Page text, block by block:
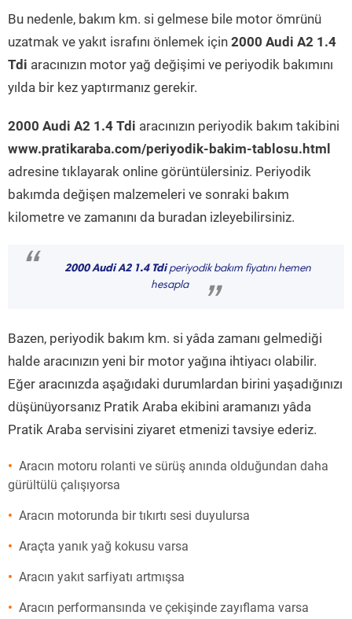
Bu nedenle, bakım km. si gelmese bile motor ömrünü
uzatmak ve yakıt israfını önlemek için 2000 Audi A2 1.4
Tdi aracınızın motor yağ değişimi ve periyodik bakımını
yılda bir kez yaptırmanız gerekir.
2000 Audi A2 1.4 Tdi aracınızın periyodik bakım takibini
www.pratikaraba.com/periyodik-bakim-tablosu.html
adresine tıklayarak online görüntülersiniz. Periyodik
bakımda değişen malzemeleri ve sonraki bakım
kilometre ve zamanını da buradan izleyebilirsiniz.
“ 2000 Audi A2 1.4 Tdiperiyodik bakım fiyatını hemen
hesapla
”
Bazen, periyodik bakım km. si yâda zamanı gelmediği
halde aracınızın yeni bir motor yağına ihtiyacı olabilir.
Eğer aracınızda aşağıdaki durumlardan birini yaşadığınızı
düşünüyorsanız Pratik Araba ekibini aramanızı yâda
Pratik Araba servisini ziyaret etmenizi tavsiye ederiz.
Aracın motoru rolanti ve sürüş anında olduğundan daha
gürültülü çalışıyorsa
Aracın motorunda bir tıkırtı sesi duyulursa
Araçta yanık yağ kokusu varsa
Aracın yakıt sarfiyatı artmışsa
Aracın performansında ve çekişinde zayıflama varsa